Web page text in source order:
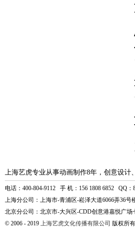
上海艺虎专业从事动画制作8年，创意设
电话：400-804-9112 手 机：156 1808 6852 QQ：
上海分公司：上海市-青浦区-崧泽大道6066弄36号
北京分公司：北京市-大兴区-CDD创意港嘉悦广场
© 2006 - 2019 上海艺虎文化传播有限公司 版权所有